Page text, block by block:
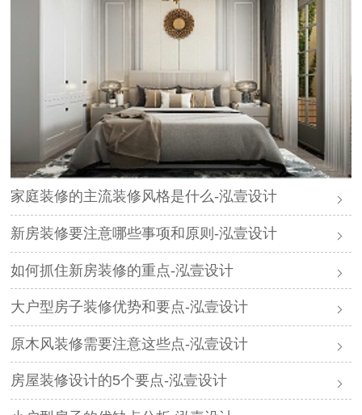
家庭装修的主流装修风格是什么-泓壹设计
新房装修要注意哪些事项和原则-泓壹设计
如何抓住新房装修的重点-泓壹设计
大户型房子装修优势和要点-泓壹设计
原木风装修需要注意这些点-泓壹设计
房屋装修设计的5个要点-泓壹设计